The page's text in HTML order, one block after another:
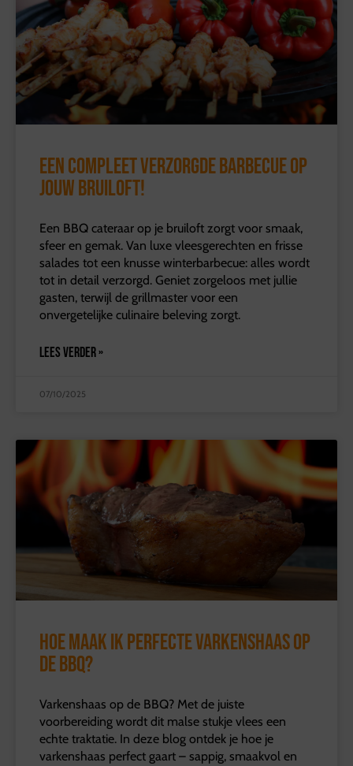
Een compleet verzorgde barbecue op
jouw bruiloft!
Een BBQ cateraar op je bruiloft zorgt voor smaak,
sfeer en gemak. Van luxe vleesgerechten en frisse
salades tot een knusse winterbarbecue: alles wordt
tot in detail verzorgd. Geniet zorgeloos met jullie
gasten, terwijl de grillmaster voor een
onvergetelijke culinaire beleving zorgt.
LEES VERDER »
07/10/2025
Hoe maak ik perfecte varkenshaas op
de BBQ?
Varkenshaas op de BBQ? Met de juiste
voorbereiding wordt dit malse stukje vlees een
echte traktatie. In deze blog ontdek je hoe je
varkenshaas perfect gaart – sappig, smaakvol en